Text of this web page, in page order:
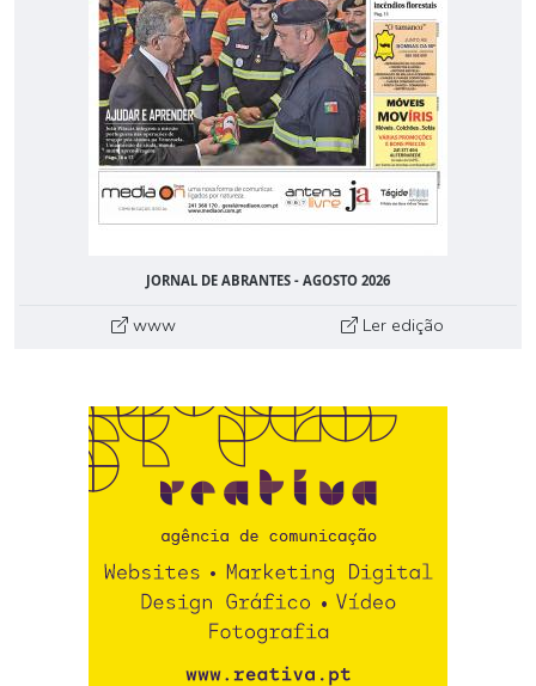
JORNAL DE ABRANTES - AGOSTO 2026
www Ler edição